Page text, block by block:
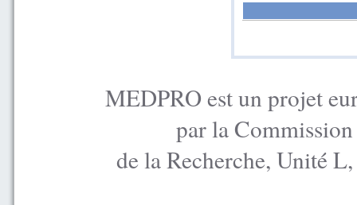
MEDPRO est un projet
par la
de la Recherche, Unité